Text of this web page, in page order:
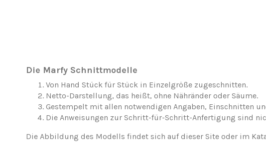
Die Marfy Schnittmodelle
Von Hand Stück für Stück in Einzelgröße zugeschnitten.
Netto-Darstellung, das heißt, ohne Nähränder oder Säume.
Gestempelt mit allen notwendigen Angaben, Einschnitten
Die Anweisungen zur Schritt-für-Schritt-Anfertigung sind
Die Abbildung des Modells findet sich auf dieser Site oder im